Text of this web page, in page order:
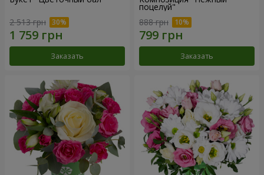
2 513 грн
Заказать
поцелуй"
888 грн
Заказать